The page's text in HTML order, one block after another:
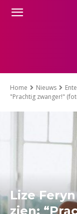
Home Nieuws
"Prachtig zwanger!"
Lize
zien: